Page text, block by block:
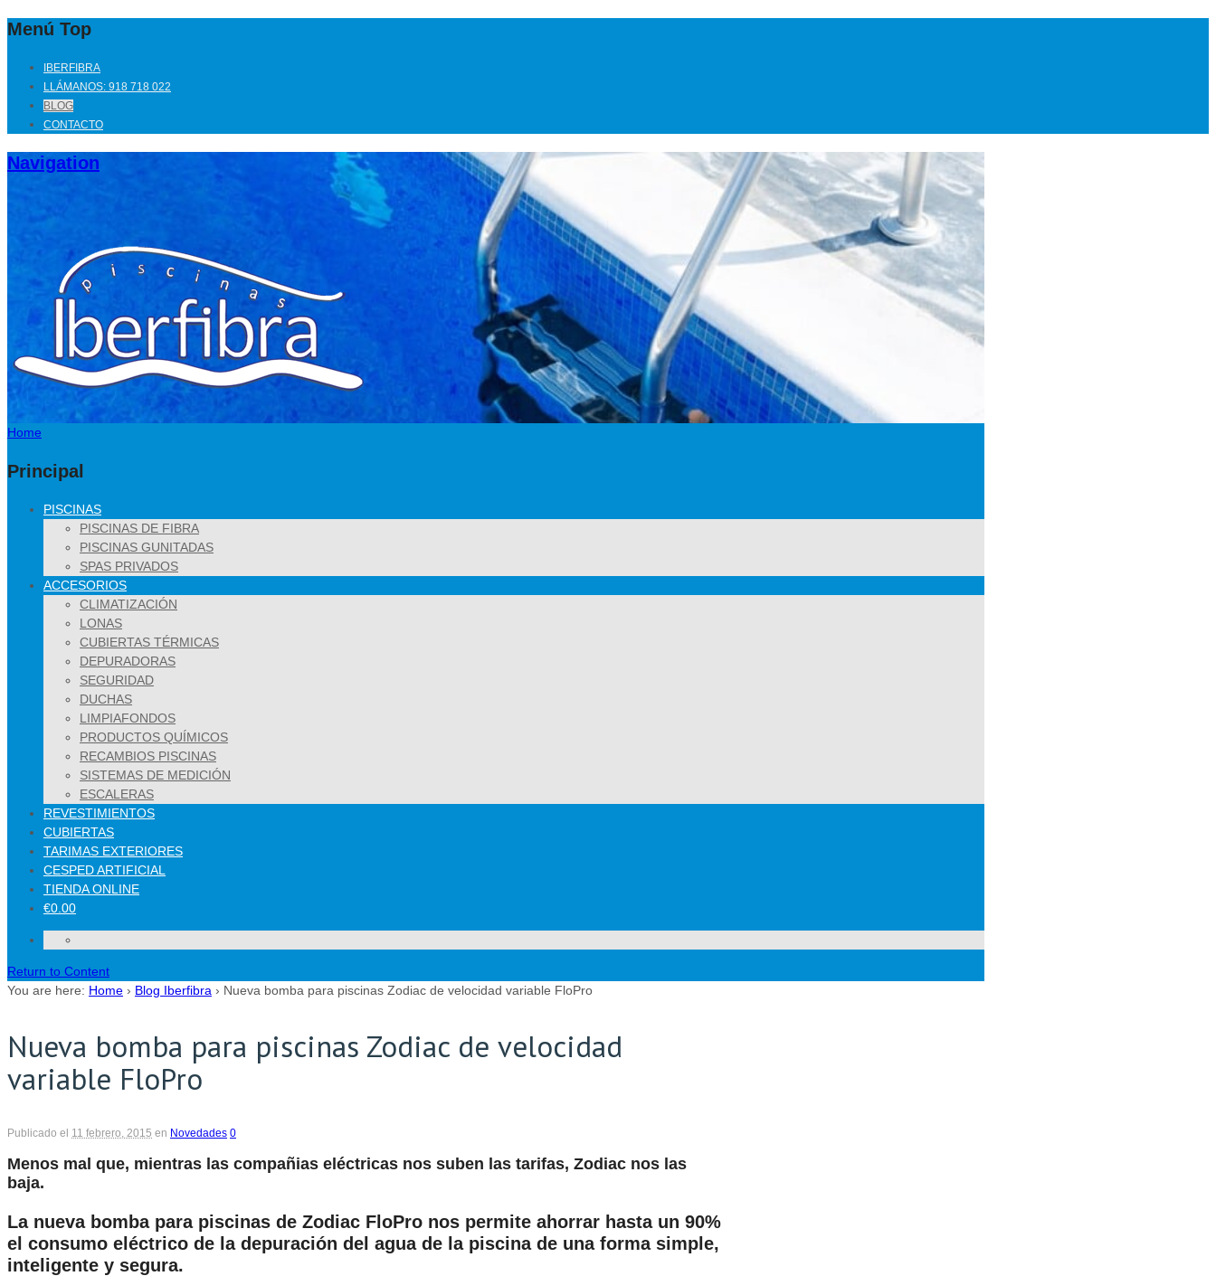
Menú Top
IBERFIBRA
LLÁMANOS: 918 718 022
BLOG
CONTACTO
Navigation
Home
Principal
PISCINAS
PISCINAS DE FIBRA
PISCINAS GUNITADAS
SPAS PRIVADOS
ACCESORIOS
CLIMATIZACIÓN
LONAS
CUBIERTAS TÉRMICAS
DEPURADORAS
SEGURIDAD
DUCHAS
LIMPIAFONDOS
PRODUCTOS QUÍMICOS
RECAMBIOS PISCINAS
SISTEMAS DE MEDICIÓN
ESCALERAS
REVESTIMIENTOS
CUBIERTAS
TARIMAS EXTERIORES
CESPED ARTIFICIAL
TIENDA ONLINE
€0.00
Return to Content
You are here: Home › Blog Iberfibra › Nueva bomba para piscinas Zodiac de velocidad variable FloPro
Nueva bomba para piscinas Zodiac de velocidad
variable FloPro
Publicado el 11 febrero, 2015 en Novedades 0
Menos mal que, mientras las compañias eléctricas nos suben las tarifas, Zodiac nos las
baja.
La nueva bomba para piscinas de Zodiac FloPro nos permite ahorrar hasta un 90%
el consumo eléctrico de la depuración del agua de la piscina de una forma simple,
inteligente y segura.